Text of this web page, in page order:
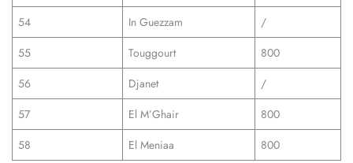
54
In Guezzam
/
55
Touggourt
800
56
Djanet
/
57
El M’Ghair
800
58
El Meniaa 800